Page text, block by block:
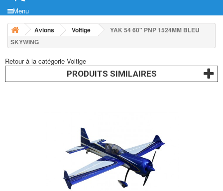
Menu
Avions Voltige
YAK 54 60" PNP 1524MM BLEU
SKYWING
Retour à la catégorie Voltige
PRODUITS SIMILAIRES